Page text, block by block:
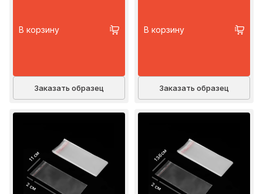
В корзину
Заказать образец
В корзину
Заказать образец
11 см
2 см
13.6 см
2 см